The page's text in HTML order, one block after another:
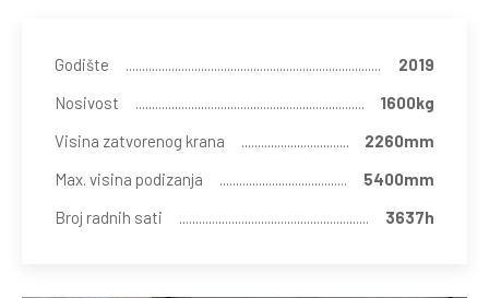
Godište
2019
Nosivost
1600kg
Visina zatvorenog krana
2260mm
Max. visina podizanja
5400mm
Broj radnih sati
3637h